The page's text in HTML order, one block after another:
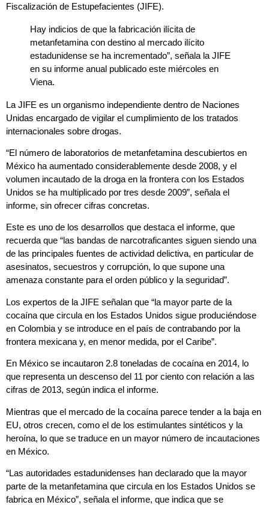
Fiscalización de Estupefacientes (JIFE).
Hay indicios de que la fabricación ilícita de
metanfetamina con destino al mercado ilícito
estadunidense se ha incrementado”, señala la JIFE
en su informe anual publicado este miércoles en
Viena.
La JIFE es un organismo independiente dentro de Naciones
Unidas encargado de vigilar el cumplimiento de los tratados
internacionales sobre drogas.
“El número de laboratorios de metanfetamina descubiertos en
México ha aumentado considerablemente desde 2008, y el
volumen incautado de la droga en la frontera con los Estados
Unidos se ha multiplicado por tres desde 2009”, señala el
informe, sin ofrecer cifras concretas.
Este es uno de los desarrollos que destaca el informe, que
recuerda que “las bandas de narcotraficantes siguen siendo una
de las principales fuentes de actividad delictiva, en particular de
asesinatos, secuestros y corrupción, lo que supone una
amenaza constante para el orden público y la seguridad”.
Los expertos de la JIFE señalan que “la mayor parte de la
cocaína que circula en los Estados Unidos sigue produciéndose
en Colombia y se introduce en el país de contrabando por la
frontera mexicana y, en menor medida, por el Caribe”.
En México se incautaron 2.8 toneladas de cocaína en 2014, lo
que representa un descenso del 11 por ciento con relación a las
cifras de 2013, según indica el informe.
Mientras que el mercado de la cocaína parece tender a la baja en
EU, otros crecen, como el de los estimulantes sintéticos y la
heroína, lo que se traduce en un mayor número de incautaciones
en México.
“Las autoridades estadunidenses han declarado que la mayor
parte de la metanfetamina que circula en los Estados Unidos se
fabrica en México”, señala el informe, que indica que se